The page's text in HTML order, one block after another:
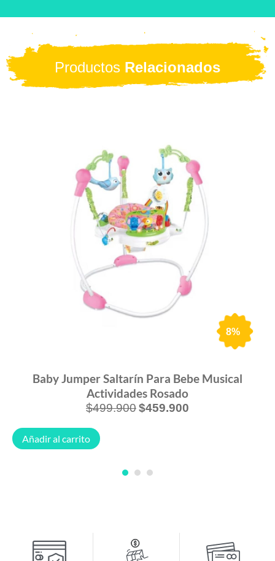
Productos Relacionados
8%
Baby Jumper Saltarín Para Bebe Musical
Actividades Rosado
$499.900$459.900
Añadir al carrito